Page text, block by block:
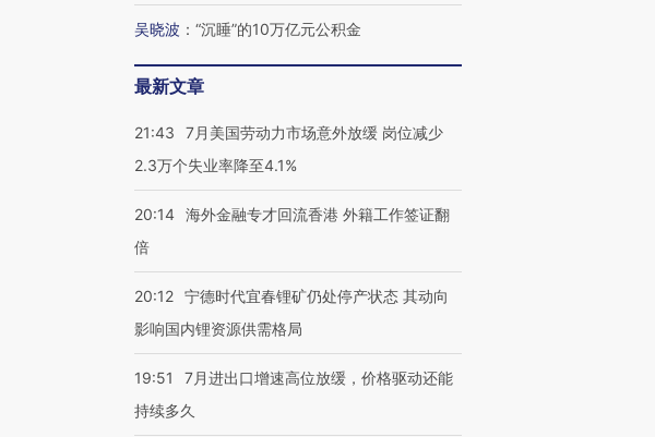
吴晓波 ： “沉睡”的10万亿元公积金
最新文章
21:43
7月美国劳动力市场意外放缓 岗位减少
2.3万个失业率降至4.1%
20:14 海外金融专才回流香港 外籍工作签证翻
倍
20:12 宁德时代宜春锂矿仍处停产状态 其动向
影响国内锂资源供需格局
19:51
7月进出口增速高位放缓，价格驱动还能
持续多久